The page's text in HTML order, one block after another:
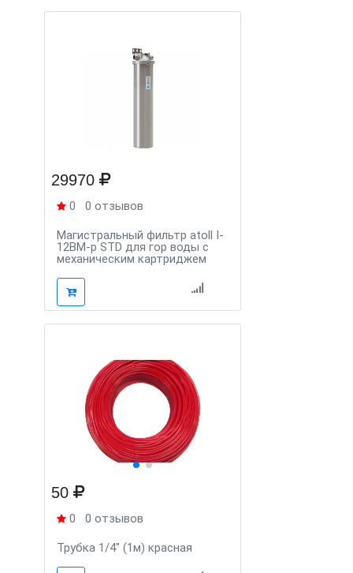
29970
0 0 отзывов
Магистральный фильтр atoll I-
12BM-p STD для гор воды с
механическим картриджем
50
0 0 отзывов
Трубка 1/4" (1м) красная